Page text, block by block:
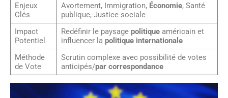
Enjeux
Clés
Avortement, Immigration, Économie, Santé
publique, Justice sociale
Impact
Potentiel
Redéfinir le paysage politiqueaméricain et
influencer la politique internationale
Méthode
de Vote
Scrutin complexe avec possibilité de votes
anticipés/par correspondance